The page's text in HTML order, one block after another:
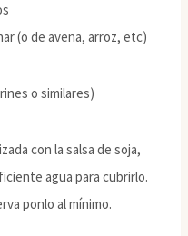
(o de avena, arroz, etc)
o similares)
con la salsa de soja,
agua para cubrirlo.
ponlo al mínimo.